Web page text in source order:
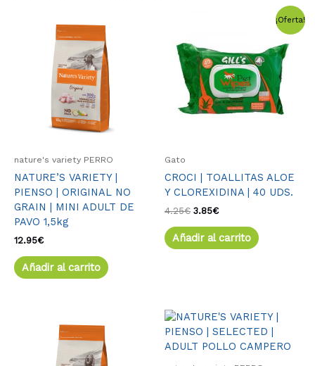
nature's variety PERRO
NATURE’S VARIETY |
PIENSO | ORIGINAL NO
GRAIN | MINI ADULT DE
PAVO 1,5kg
12.95€
Añadir al carrito
¡Oferta!
Gato
CROCI | TOALLITAS ALOE
Y CLOREXIDINA | 40 UDS.
4.25€
era:
4.25€.
3.85€
es:
3.85€.
Añadir al carrito
de
precios:
desde
17.49€
producto
tiene